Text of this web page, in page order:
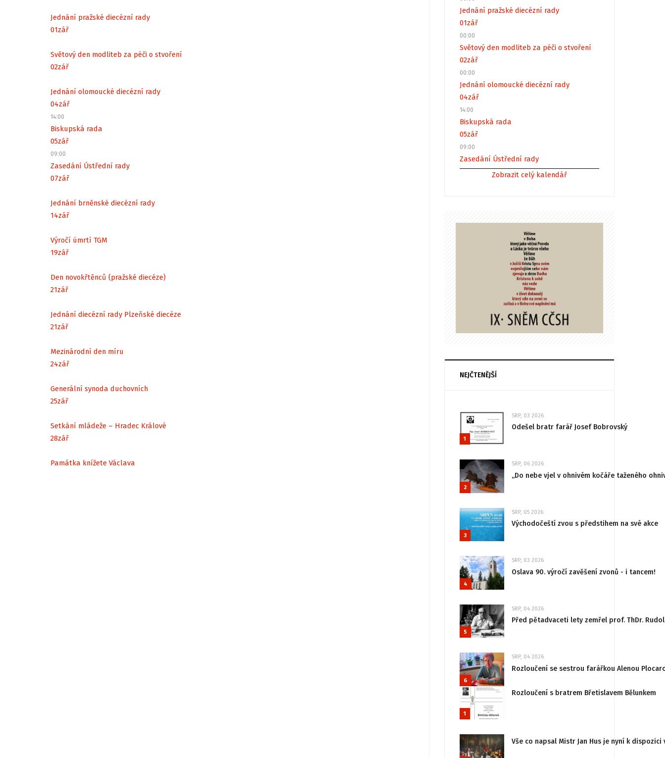
Jednání pražské diecézní rady
01zář
Světový den modliteb za péči o stvoření
02zář
Jednání olomoucké diecézní rady
04zář
14:00
Biskupská rada
05zář
09:00
Zasedání Ústřední rady
07zář
Jednání brněnské diecézní rady
14zář
Výročí úmrtí TGM
19zář
Den novokřtěnců (pražské diecéze)
21zář
Jednání diecézní rady Plzeňské diecéze
21zář
Mezinárodní den míru
24zář
Generální synoda duchovních
25zář
Setkání mládeže – Hradec Králové
28zář
Památka knížete Václava
Jednání pražské diecézní rady
01zář
00:00
Světový den modliteb za péči o stvoření
02zář
00:00
Jednání olomoucké diecézní rady
04zář
14:00
Biskupská rada
05zář
09:00
Zasedání Ústřední rady
Zobrazit celý kalendář
NEJČTENĚJŠÍ
1
SRP, 03 2026
Odešel bratr farář Josef Bobrovský
2
SRP, 06 2026
„Do nebe vjel v ohnivém kočáře taženého
3
SRP, 05 2026
Východočeští zvou s předstihem na své akce
4
SRP, 03 2026
Oslava 90. výročí zavěšení zvonů - i tancem!
5
SRP, 04 2026
Před pětadvaceti lety zemřel prof. ThDr.
6
SRP, 04 2026
Rozloučení se sestrou farářkou Alenou
1
Rozloučení s bratrem Břetislavem Bělunkem
Vše co napsal Mistr Jan Hus je nyní k